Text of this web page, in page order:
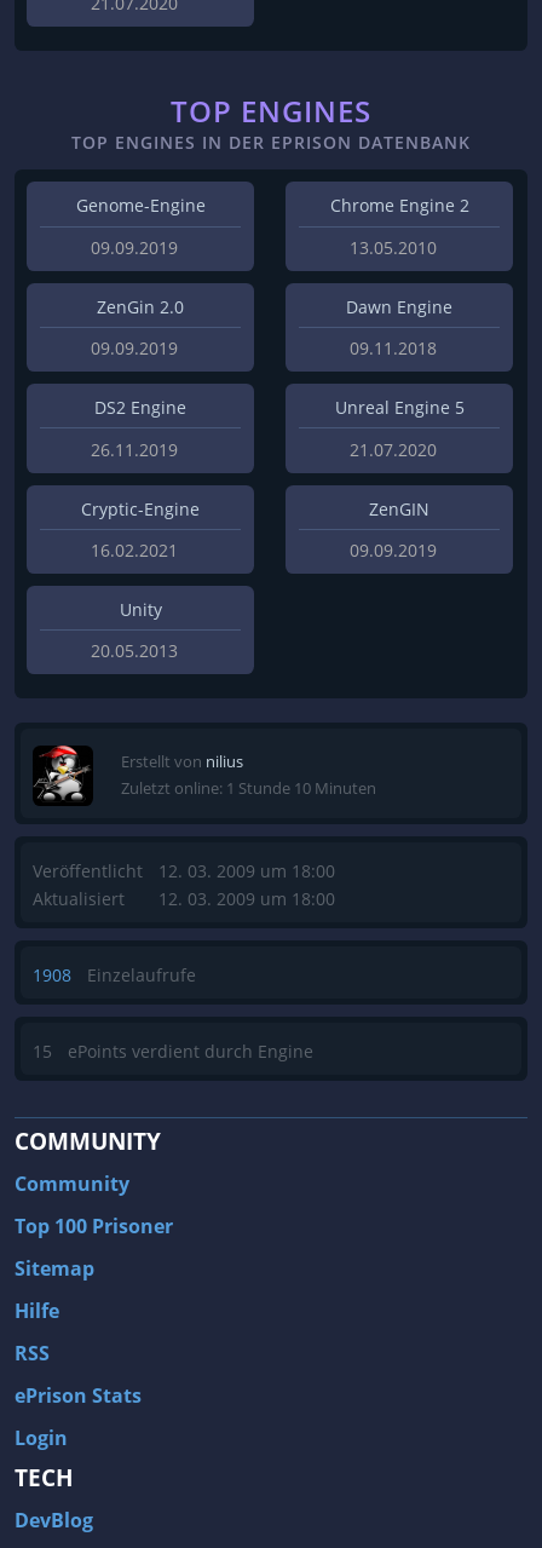
TOP ENGINES
TOP ENGINES IN DER EPRISON DATENBANK
Genome-Engine
09.09.2019
Chrome Engine 2
13.05.2010
ZenGin 2.0
09.09.2019
Dawn Engine
09.11.2018
DS2 Engine
26.11.2019
Unreal Engine 5
21.07.2020
Cryptic-Engine
16.02.2021
ZenGIN
09.09.2019
Unity
20.05.2013
Erstellt von nilius
Zuletzt online: 1 Stunde 10 Minuten
Veröffentlicht
Aktualisiert
12. 03. 2009 um 18:00
12. 03. 2009 um 18:00
1908 Einzelaufrufe
15 ePoints verdient durch Engine
COMMUNITY
Community
Top 100 Prisoner
Sitemap
Hilfe
RSS
ePrison Stats
Login
TECH
DevBlog